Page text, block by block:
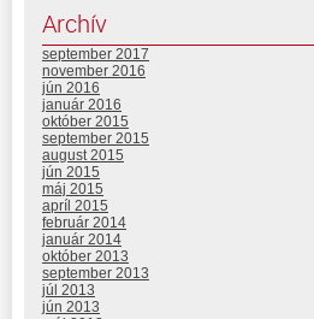
Archív
september 2017
november 2016
jún 2016
január 2016
október 2015
september 2015
august 2015
jún 2015
máj 2015
apríl 2015
február 2014
január 2014
október 2013
september 2013
júl 2013
jún 2013